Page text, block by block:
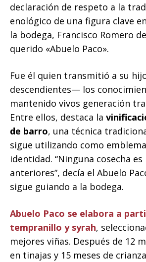
declaración de respeto a la
enológico de una figura clave
la bodega, Francisco Romero
querido «Abuelo Paco».
Fue él quien transmitió a su
descendientes— los
mantenido vivos generación
Entre ellos, destaca la
de barro, una técnica
sigue utilizando como
identidad. “Ninguna cosecha es
anteriores”, decía el Abuelo
sigue guiando a la bodega.
Abuelo Paco se elabora a
tempranillo y syrah,
mejores viñas. Después de 12
en tinajas y 15 meses de